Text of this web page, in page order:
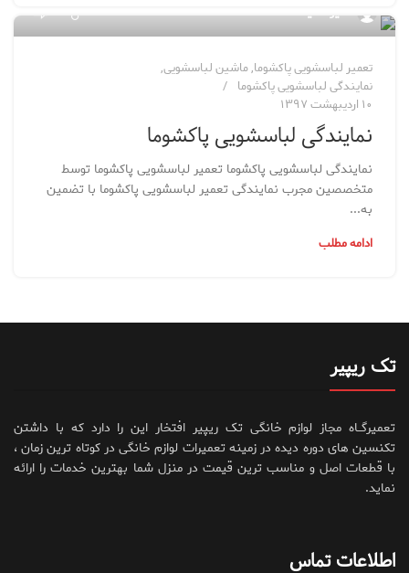
مدیر سایت
تعمیر لباسشویی پاکشوما,ماشین لباسشویی,
نمایندگی لباسشویی پاکشوما
۱۰ اردیبهشت ۱۳۹۷
نمایندگی لباسشویی پاکشوما
نمایندگی لباسشویی پاکشوما تعمیر لباسشویی پاکشوما توسط
متخصصین مجرب نمایندگی تعمیر لباسشویی پاکشوما با تضمین
به...
ادامه مطلب
تک ریپیر
تعمیرگــاه مجاز لوازم خانگی تک ریپیر افتخار این را دارد که با داشتن
تکنسین های دوره دیده در زمینه تعمیرات لوازم خانگی در کوتاه ترین زمان ،
با قطعات اصل و مناسب ترین قیمت در منزل شما بهترین خدمات را ارائه
نماید.
اطلاعات تماس